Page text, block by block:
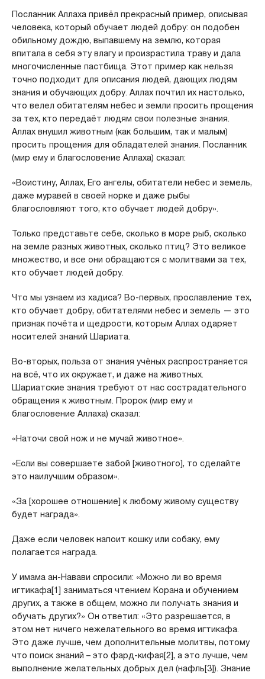
Посланник Аллаха привёл прекрасный пример, описывая
человека, который обучает людей добру: он подобен
обильному дождю, выпавшему на землю, которая
впитала в себя эту влагу и произрастила траву и дала
многочисленные пастбища. Этот пример как нельзя
точно подходит для описания людей, дающих людям
знания и обучающих добру. Аллах почтил их настолько,
что велел обитателям небес и земли просить прощения
за тех, кто передаёт людям свои полезные знания.
Аллах внушил животным (как большим, так и малым)
просить прощения для обладателей знания. Посланник
(мир ему и благословение Аллаха) сказал:
«Воистину, Аллах, Его ангелы, обитатели небес и земель,
даже муравей в своей норке и даже рыбы
благословляют того, кто обучает людей добру».
Только представьте себе, сколько в море рыб, сколько
на земле разных животных, сколько птиц? Это великое
множество, и все они обращаются с молитвами за тех,
кто обучает людей добру.
Что мы узнаем из хадиса? Во-первых, прославление тех,
кто обучает добру, обитателями небес и земель — это
признак почёта и щедрости, которым Аллах одаряет
носителей знаний Шариата.
Во-вторых, польза от знания учёных распространяется
на всё, что их окружает, и даже на животных.
Шариатские знания требуют от нас сострадательного
обращения к животным. Пророк (мир ему и
благословение Аллаха) сказал:
«Наточи свой нож и не мучай животное».
«Если вы совершаете забой [животного], то сделайте
это наилучшим образом».
«За [хорошее отношение] к любому живому существу
будет награда».
Даже если человек напоит кошку или собаку, ему
полагается награда.
У имама ан-Навави спросили: «Можно ли во время
игтикафа[1] заниматься чтением Корана и обучением
других, а также в общем, можно ли получать знания и
обучать других?» Он ответил: «Это разрешается, в
этом нет ничего нежелательного во время игтикафа.
Это даже лучше, чем дополнительные молитвы, потому
что поиск знаний – это фард-кифая[2], а это лучше, чем
выполнение желательных добрых дел (нафль[3]). Знание